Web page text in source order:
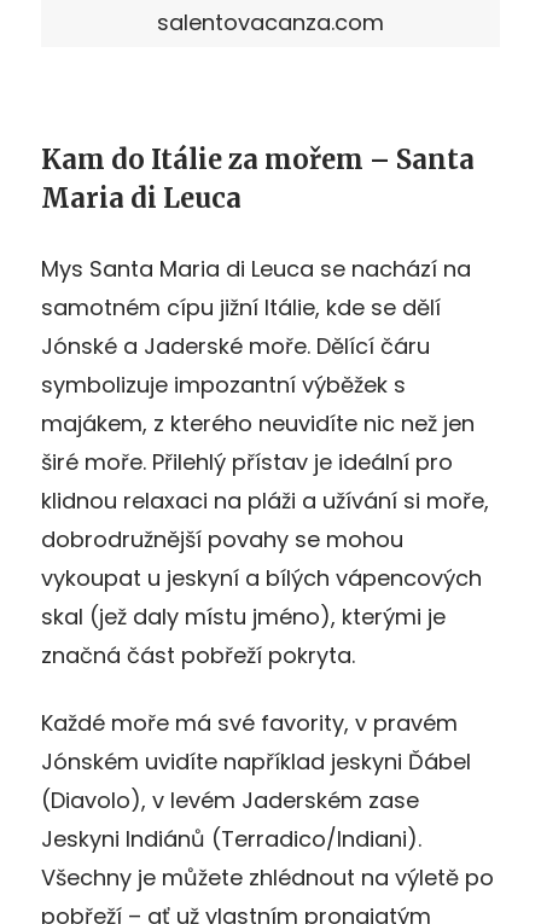
salentovacanza.com
Kam do Itálie za mořem – Santa
Maria di Leuca
Mys Santa Maria di Leuca se nachází na
samotném cípu jižní Itálie, kde se dělí
Jónské a Jaderské moře. Dělící čáru
symbolizuje impozantní výběžek s
majákem, z kterého neuvidíte nic než jen
širé moře. Přilehlý přístav je ideální pro
klidnou relaxaci na pláži a užívání si moře,
dobrodružnější povahy se mohou
vykoupat u jeskyní a bílých vápencových
skal (jež daly místu jméno), kterými je
značná část pobřeží pokryta.
Každé moře má své favority, v pravém
Jónském uvidíte například jeskyni Ďábel
(Diavolo), v levém Jaderském zase
Jeskyni Indiánů (Terradico/Indiani).
Všechny je můžete zhlédnout na výletě po
pobřeží – ať už vlastním pronajatým